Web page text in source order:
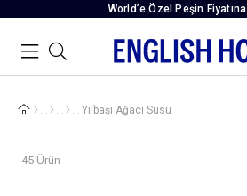
World’e Özel Peşin Fiyatına
Yılbaşı Ağacı Süsü
45 Ürün